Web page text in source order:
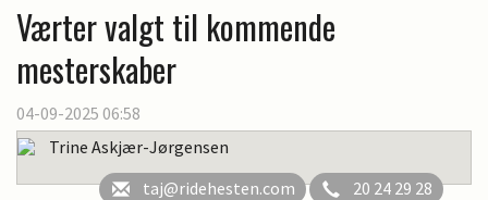
Værter valgt til kommende
mesterskaber
04-09-2025 06:58
Trine Askjær-Jørgensen
taj@ridehesten.com
20 24 29 28